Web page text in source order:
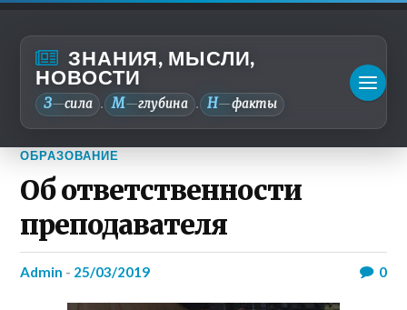
ЗНАНИЯ, МЫСЛИ,
НОВОСТИ
З—сила . М—глубина . Н—факты
ОБРАЗОВАНИЕ
Об ответственности
преподавателя
admin - 25/03/2019 0